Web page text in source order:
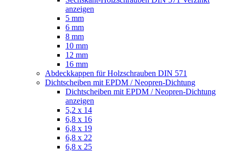
anzeigen
5 mm
6 mm
8 mm
10 mm
12 mm
16 mm
Abdeckkappen für Holzschrauben DIN 571
Dichtscheiben mit EPDM / Neopren-Dichtung
Dichtscheiben mit EPDM / Neopren-Dichtung
anzeigen
5,2 x 14
6,8 x 16
6,8 x 19
6,8 x 22
6,8 x 25